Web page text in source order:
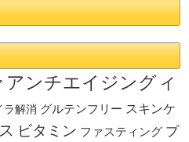
アンチエイジング イ
ラ解消 グルテンフリー スキンケ
ビタミン ファスティング プ